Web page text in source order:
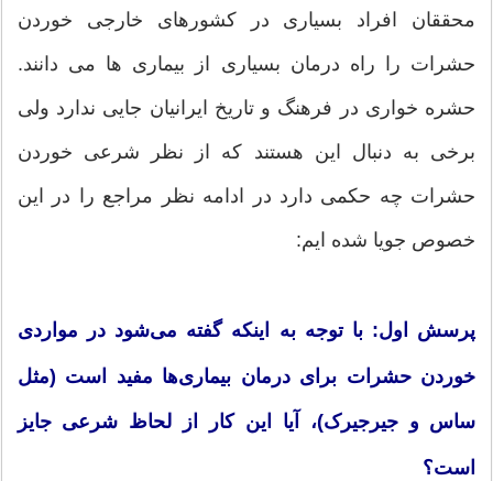
محققان افراد بسیاری در کشورهای خارجی خوردن
حشرات را راه درمان بسیاری از بیماری ها می دانند.
حشره خواری در فرهنگ و تاریخ ایرانیان جایی ندارد ولی
برخی به دنبال این هستند که از نظر شرعی خوردن
حشرات چه حکمی دارد در ادامه نظر مراجع را در این
خصوص جویا شده ایم:
پرسش اول: با توجه به اینکه گفته می‌شود در مواردی
خوردن حشرات برای درمان بیماری‌ها مفید است (مثل
ساس و جیرجیرک)، آیا این کار از لحاظ شرعی جایز
است؟